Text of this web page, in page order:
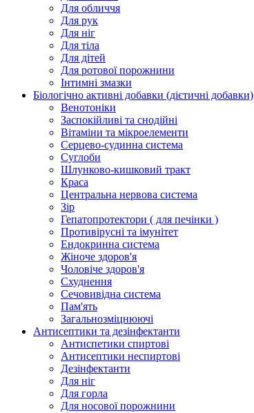
Для обличчя
Для рук
Для ніг
Для тіла
Для дітей
Для ротової порожнини
Інтимні змазки
Біологічно активні добавки (дієтичні добавки)
Венотоніки
Заспокійливі та снодійні
Вітаміни та мікроелементи
Серцево-судинна система
Суглоби
Шлунково-кишковий тракт
Краса
Центральна нервова система
Зір
Гепатопротектори ( для печінки )
Противірусні та імунітет
Ендокринна система
Жіноче здоров'я
Чоловіче здоров'я
Схуднення
Сечовивідна система
Пам'ять
Загальнозміцнюючі
Антисептики та дезінфектанти
Антиспетики спиртові
Антисептики неспиртові
Дезінфектанти
Для ніг
Для горла
Для носової порожнини